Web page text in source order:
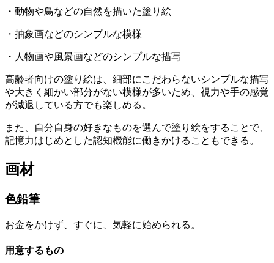
・動物や鳥などの自然を描いた塗り絵
・抽象画などのシンプルな模様
・人物画や風景画などのシンプルな描写
高齢者向けの塗り絵は、細部にこだわらないシンプルな描写
や大きく細かい部分がない模様が多いため、視力や手の感覚
が減退している方でも楽しめる。
また、自分自身の好きなものを選んで塗り絵をすることで、
記憶力はじめとした認知機能に働きかけることもできる。
画材
色鉛筆
お金をかけず、すぐに、気軽に始められる。
用意するもの